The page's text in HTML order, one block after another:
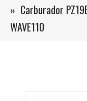
» Carburador
WAVE110